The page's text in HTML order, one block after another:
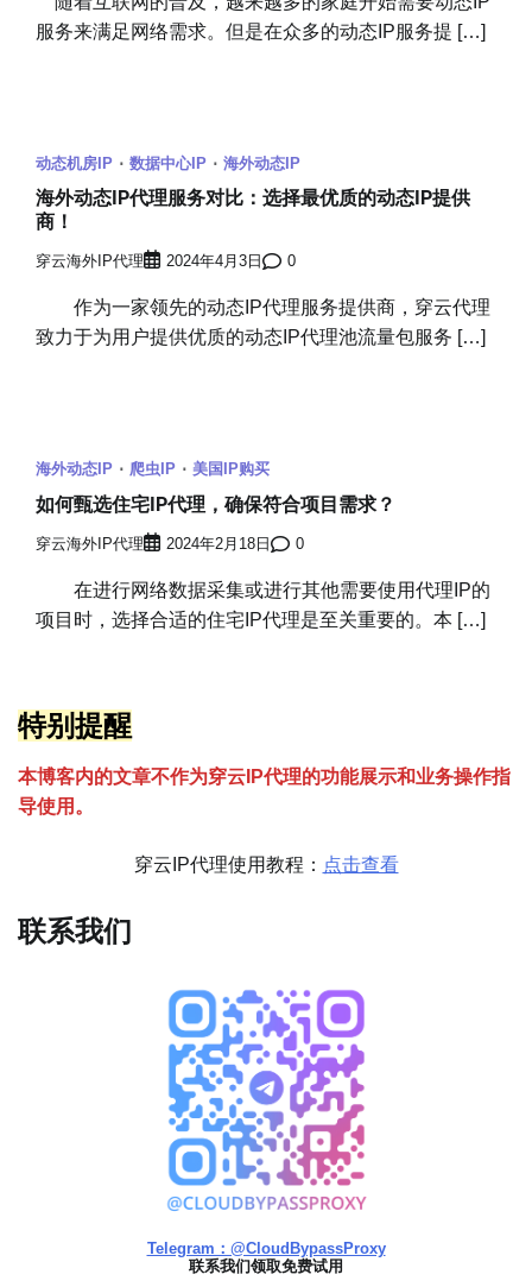
服务来满足网络需求。但是在众多的动态IP服务提 […]
动态机房IP 数据中心IP 海外动态IP
海外动态IP代理服务对比：选择最优质的动态IP提供
商！
穿云海外IP代理 2024年4月3日 0
作为一家领先的动态IP代理服务提供商，穿云代理
致力于为用户提供优质的动态IP代理池流量包服务 […]
海外动态IP 爬虫IP 美国IP购买
如何甄选住宅IP代理，确保符合项目需求？
穿云海外IP代理 2024年2月18日 0
在进行网络数据采集或进行其他需要使用代理IP的
项目时，选择合适的住宅IP代理是至关重要的。本 […]
特别提醒
本博客内的文章不作为穿云 P代理的功能展示和业务操作指
导使用。
穿云IP代理使用教程： 点击查看
联系我们
Telegram：@CloudBypassProxy
联系我们领取免费试用